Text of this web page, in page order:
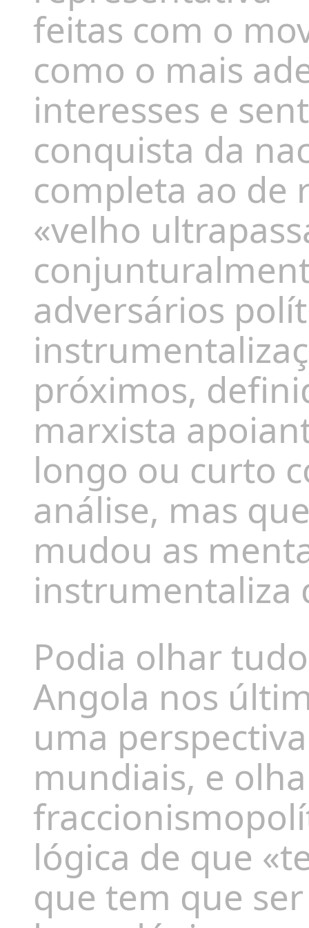
feitas com o
como o mais
interesses e
conquista da
completa ao de
«velho
adversários
próximos,
marxista
longo ou curto
análise, mas
mudou as
Podia olhar
Angola nos
uma perspectiva
mundiais, e
fraccionismo
lógica de que
que tem que